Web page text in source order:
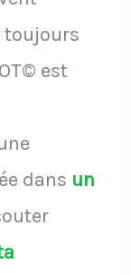
toujours
est
dans un